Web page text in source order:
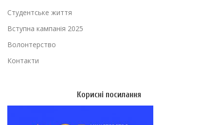
Студентське життя
Вступна кампанія 2025
Волонтерство
Контакти
Корисні посилання